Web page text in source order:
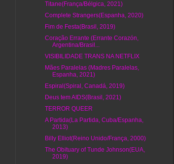
Titane(França/Bélgica, 2021)
Complete Strangers(Espanha, 2020)
Fim de Festa(Brasil, 2019)
Coração Errante (Errante Corazón,
Argentina/Brasil...
VISIBILIDADE TRANS NA NETFLIX
Mães Paralelas (Madres Paralelas,
Espanha, 2021)
Espiral(Spiral, Canadá, 2019)
Deus tem AIDS(Brasil, 2021)
TERROR QUEER
A Partida(La Partida, Cuba/Espanha,
2013)
Billy Elliot(Reino Unido/França, 2000)
The Obituary of Tunde Johnson(EUA,
2019)